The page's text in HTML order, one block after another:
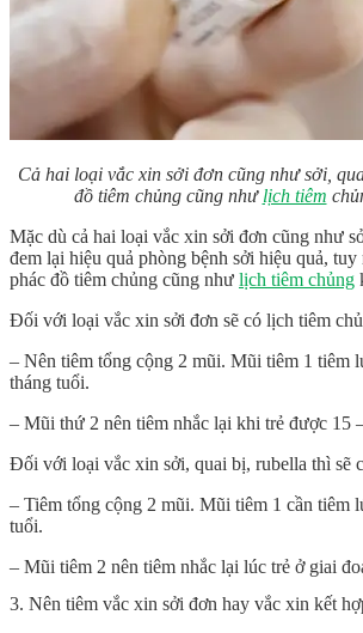
Cả hai loại vắc xin sởi đơn cũng như sởi,
đồ tiêm chủng cũng như lịch tiêm
Mặc dù cả hai loại vắc xin sởi đơn cũng như
đem lại hiệu quả phòng bệnh sởi hiệu quả,
phác đồ tiêm chủng cũng như lịch tiêm chủng
Đối với loại vắc xin sởi đơn sẽ có lịch tiêm
– Nên tiêm tổng cộng 2 mũi. Mũi tiêm 1 tiêm
tháng tuổi.
– Mũi thứ 2 nên tiêm nhắc lại khi trẻ được 15
Đối với loại vắc xin sởi, quai bị, rubella thì sẽ
– Tiêm tổng cộng 2 mũi. Mũi tiêm 1 cần tiêm
tuổi.
– Mũi tiêm 2 nên tiêm nhắc lại lúc trẻ ở giai
3. Nên tiêm vắc xin sởi đơn hay vắc xin kết